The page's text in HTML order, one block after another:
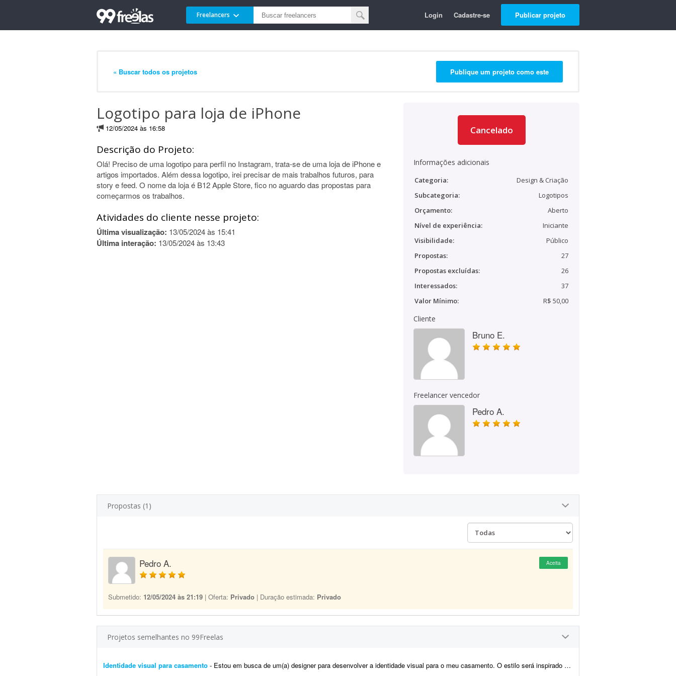
Freelancers Login Cadastre-se Publicar projeto
« Buscar todos os projetos Publique um projeto como este
Logotipo para loja de iPhone
12/05/2024 às 16:58
Descrição do Projeto:
Olá! Preciso de uma logotipo para perfil no Instagram, trata-se de uma loja de iPhone e
artigos importados. Além dessa logotipo, irei precisar de mais trabalhos futuros, para
story e feed. O nome da loja é B12 Apple Store, fico no aguardo das propostas para
começarmos os trabalhos.
Atividades do cliente nesse projeto:
Última visualização: 13/05/2024 às 15:41
Última interação: 13/05/2024 às 13:43
Cancelado
Informações adicionais
Categoria:
Design & Criação
Subcategoria:
Logotipos
Orçamento:
Aberto
Nível de experiência:
Iniciante
Visibilidade:
Público
Propostas:
27
Propostas excluídas:
26
Interessados:
37
Valor Mínimo:
R$ 50,00
Cliente
Bruno E.
Freelancer vencedor
Pedro A.
Propostas (1)
Pedro A. Aceita
Submetido: 12/05/2024 às 21:19 | Oferta: Privado | Duração estimada: Privado
Projetos semelhantes no 99Freelas
Identidade visual para casamento - Estou em busca de um(a) designer para desenvolver a identidade visual para o meu casamento. O estilo será inspirado no universo medieval/encantado; temos como referência O Senhor dos A...